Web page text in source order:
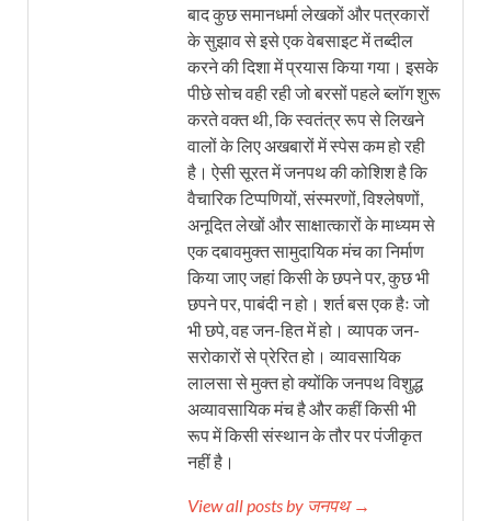
बाद कुछ समानधर्मा लेखकों और पत्रकारों
के सुझाव से इसे एक वेबसाइट में तब्दील
करने की दिशा में प्रयास किया गया। इसके
पीछे सोच वही रही जो बरसों पहले ब्लॉग शुरू
करते वक्त थी, कि स्वतंत्र रूप से लिखने
वालों के लिए अखबारों में स्पेस कम हो रही
है। ऐसी सूरत में जनपथ की कोशिश है कि
वैचारिक टिप्पणियों, संस्मरणों, विश्लेषणों,
अनूदित लेखों और साक्षात्कारों के माध्यम से
एक दबावमुक्त सामुदायिक मंच का निर्माण
किया जाए जहां किसी के छपने पर, कुछ भी
छपने पर, पाबंदी न हो। शर्त बस एक हैः जो
भी छपे, वह जन-हित में हो। व्यापक जन-
सरोकारों से प्रेरित हो। व्यावसायिक
लालसा से मुक्त हो क्योंकि जनपथ विशुद्ध
अव्यावसायिक मंच है और कहीं किसी भी
रूप में किसी संस्थान के तौर पर पंजीकृत
नहीं है।
View all posts by जनपथ →